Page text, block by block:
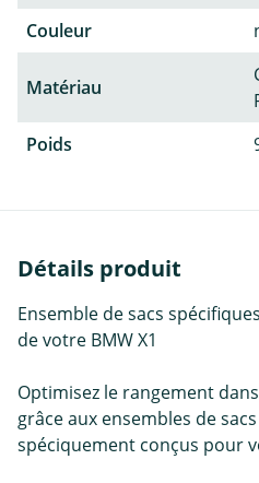
Couleur
Matériau
Poids
Détails produit
Ensemble de sacs
de votre BMW X1
Optimisez le rangement
grâce aux ensembles de sacs
spéciquement conçus pour